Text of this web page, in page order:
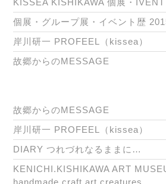
個展・グループ展・イベント歴
岸川研一 PROFEEL（kissea）
故郷からのMESSAGE
故郷からのMESSAGE
岸川研一 PROFEEL（kissea）
DIARY つれづれなるままに…
KENICHI.KISHIKAWA ART
handmade craft art creatures